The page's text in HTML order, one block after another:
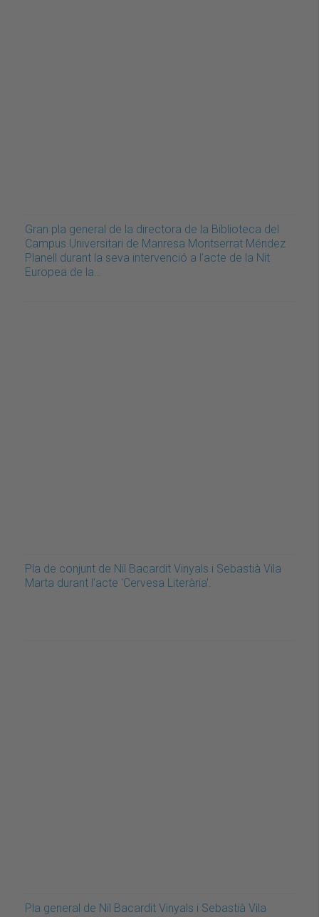
Gran pla general de la directora de la Biblioteca del
Campus Universitari de Manresa Montserrat Méndez
Planell durant la seva intervenció a l'acte de la Nit
Europea de la…
Pla de conjunt de Nil Bacardit Vinyals i Sebastià Vila
Marta durant l'acte 'Cervesa Literària'.
Pla general de Nil Bacardit Vinyals i Sebastià Vila